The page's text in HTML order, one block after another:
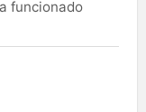
funcionado